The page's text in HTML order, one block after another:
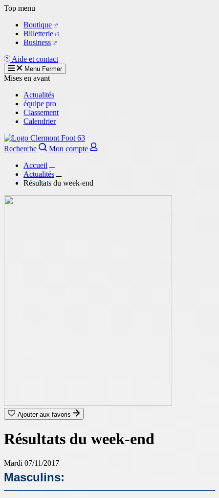
Aller
contenu
principal
Top menu
Boutique
Billetterie
Business
Aide et contact
Menu Fermer
Mises en avant
Actualités
équipe pro
Classement
Calendrier
Recherche
Mon compte
Accueil
Actualités
Résultats du week-end
Ajouter aux favoris
Résultats du week-end
Mardi 07/11/2017
Masculins: